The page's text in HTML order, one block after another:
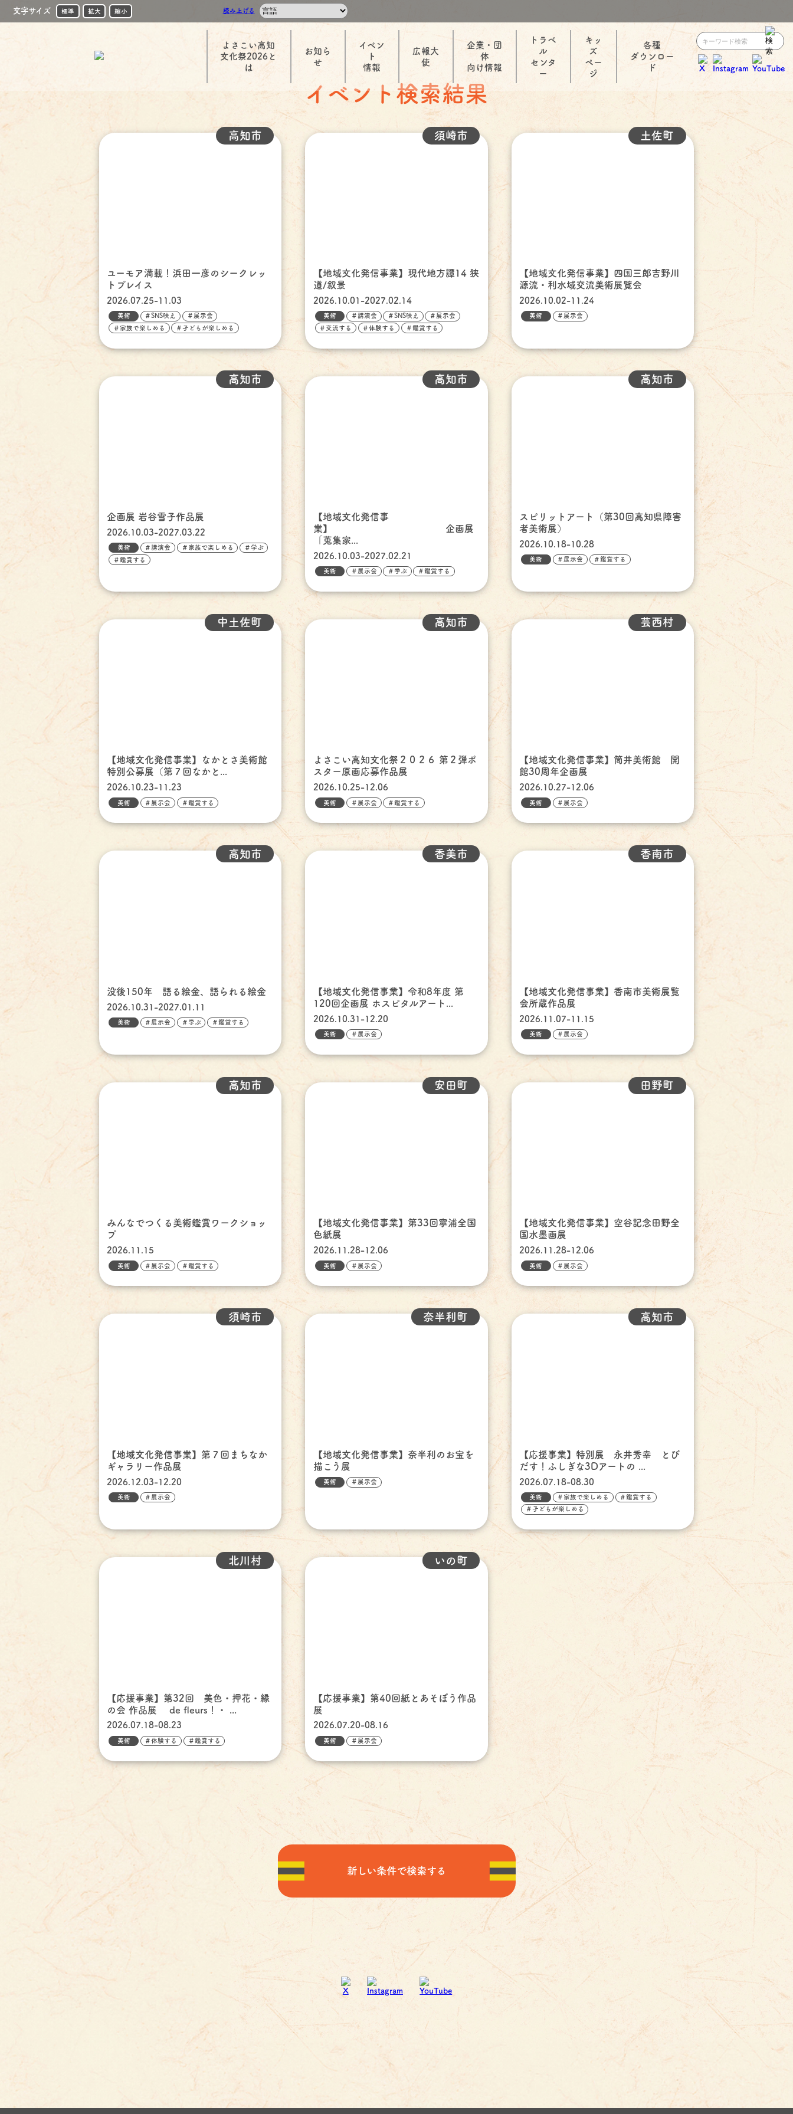
文字サイズ 標準 拡大 縮小 読み上げる
よさこい高知
文化祭2026と
は
お知ら
せ
イベン
ト
情報
広報大
使
企業・団
体
向け情報
トラベ
ル
センタ
ー
キッ
ズ
ペー
ジ
各種
ダウンロー
ド
イベント検索結果
ユーモア満載！浜田一彦のシークレッ
トプレイス
高知市
2026.07.25-11.03
美術 ＃SNS映え ＃展示会
＃家族で楽しめる ＃子どもが楽しめる
【地域文化発信事業】現代地方譚14 狭
道/叙景
須崎市
2026.10.01-2027.02.14
美術 ＃講演会 ＃SNS映え ＃展示会
＃交流する ＃体験する ＃鑑賞する
【地域文化発信事業】四国三郎吉野川
源流・利水域交流美術展覧会
土佐町
2026.10.02-11.24
美術 ＃展示会
企画展 岩谷雪子作品展
高知市
2026.10.03-2027.03.22
美術 ＃講演会 ＃家族で楽しめる ＃学ぶ
＃鑑賞する
【地域文化発信事
業】 企画展
「蒐集家...
高知市
2026.10.03-2027.02.21
美術 ＃展示会 ＃学ぶ ＃鑑賞する
スピリットアート（第30回高知県障害
者美術展）
高知市
2026.10.18-10.28
美術 ＃展示会 ＃鑑賞する
【地域文化発信事業】なかとさ美術館
特別公募展（第７回なかと...
中土佐町
2026.10.23-11.23
美術 ＃展示会 ＃鑑賞する
よさこい高知文化祭２０２６ 第２弾ポ
スター原画応募作品展
高知市
2026.10.25-12.06
美術 ＃展示会 ＃鑑賞する
【地域文化発信事業】筒井美術館 開
館30周年企画展
芸西村
2026.10.27-12.06
美術 ＃展示会
没後150年 語る絵金、語られる絵金
高知市
2026.10.31-2027.01.11
美術 ＃展示会 ＃学ぶ ＃鑑賞する
【地域文化発信事業】令和8年度 第
120回企画展 ホスピタルアート...
香美市
2026.10.31-12.20
美術 ＃展示会
【地域文化発信事業】香南市美術展覧
会所蔵作品展
香南市
2026.11.07-11.15
美術 ＃展示会
みんなでつくる美術鑑賞ワークショッ
プ
高知市
2026.11.15
美術 ＃展示会 ＃鑑賞する
【地域文化発信事業】第33回寧浦全国
色紙展
安田町
2026.11.28-12.06
美術 ＃展示会
【地域文化発信事業】空谷記念田野全
国水墨画展
田野町
2026.11.28-12.06
美術 ＃展示会
【地域文化発信事業】第７回まちなか
ギャラリー作品展
須崎市
2026.12.03-12.20
美術 ＃展示会
【地域文化発信事業】奈半利のお宝を
描こう展
奈半利町
美術 ＃展示会
【応援事業】特別展 永井秀幸 とび
だす！ふしぎな3Dアートの ...
高知市
2026.07.18-08.30
美術 ＃家族で楽しめる ＃鑑賞する
＃子どもが楽しめる
【応援事業】第32回 美色・押花・縁
の会 作品展 de fleurs！・ ...
北川村
2026.07.18-08.23
美術 ＃体験する ＃鑑賞する
【応援事業】第40回紙とあそぼう作品
展
いの町
2026.07.20-08.16
美術 ＃展示会
新しい条件で検索する